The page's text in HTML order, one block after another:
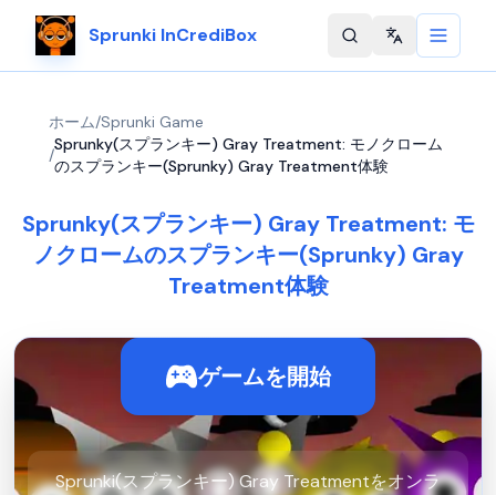
Sprunki InCrediBox Change
ホーム/Sprunki Game
/
Sprunky(スプランキー) Gray Treatment: モノクローム
のスプランキー(Sprunky) Gray Treatment体験
Sprunky(スプランキー) Gray Treatment: モ
ノクロームのスプランキー(Sprunky) Gray
Treatment体験
ゲームを開始
Sprunki(スプランキー) Gray Treatmentをオンラ